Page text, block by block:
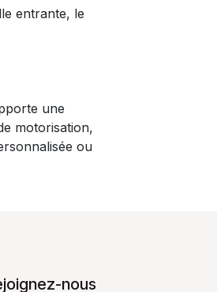
entrante, le
une
motorisation,
ou
nous